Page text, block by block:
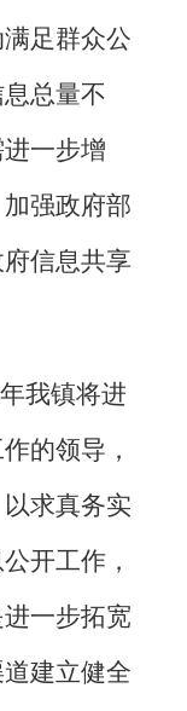
足群众公
总量不
一步增
强政府部
信息共享
年我镇将进
的领导，
求真务实
开工作，
一步拓宽
建立健全